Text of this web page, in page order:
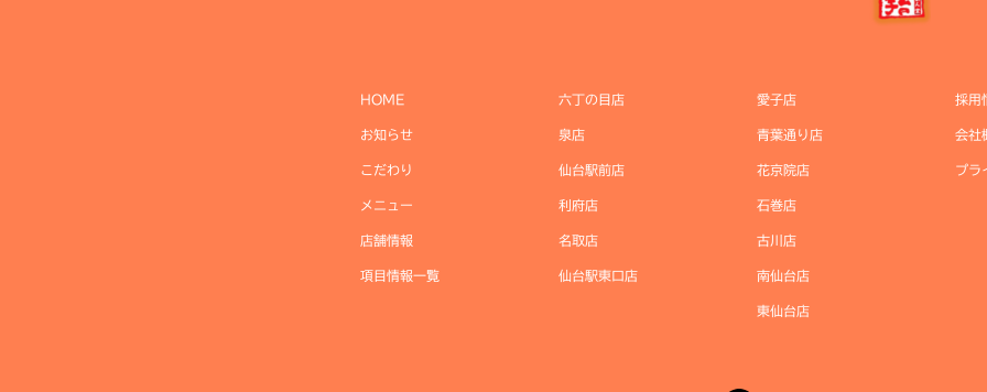
HOME
お知らせ
こだわり
メニュー
店舗情報
項目情報一覧
六丁の目店
泉店
仙台駅前店
利府店
名取店
仙台駅東口店
愛子店
青葉通り店
花京院店
石巻店
古川店
南仙台店
東仙台店
採用
会社
プラ